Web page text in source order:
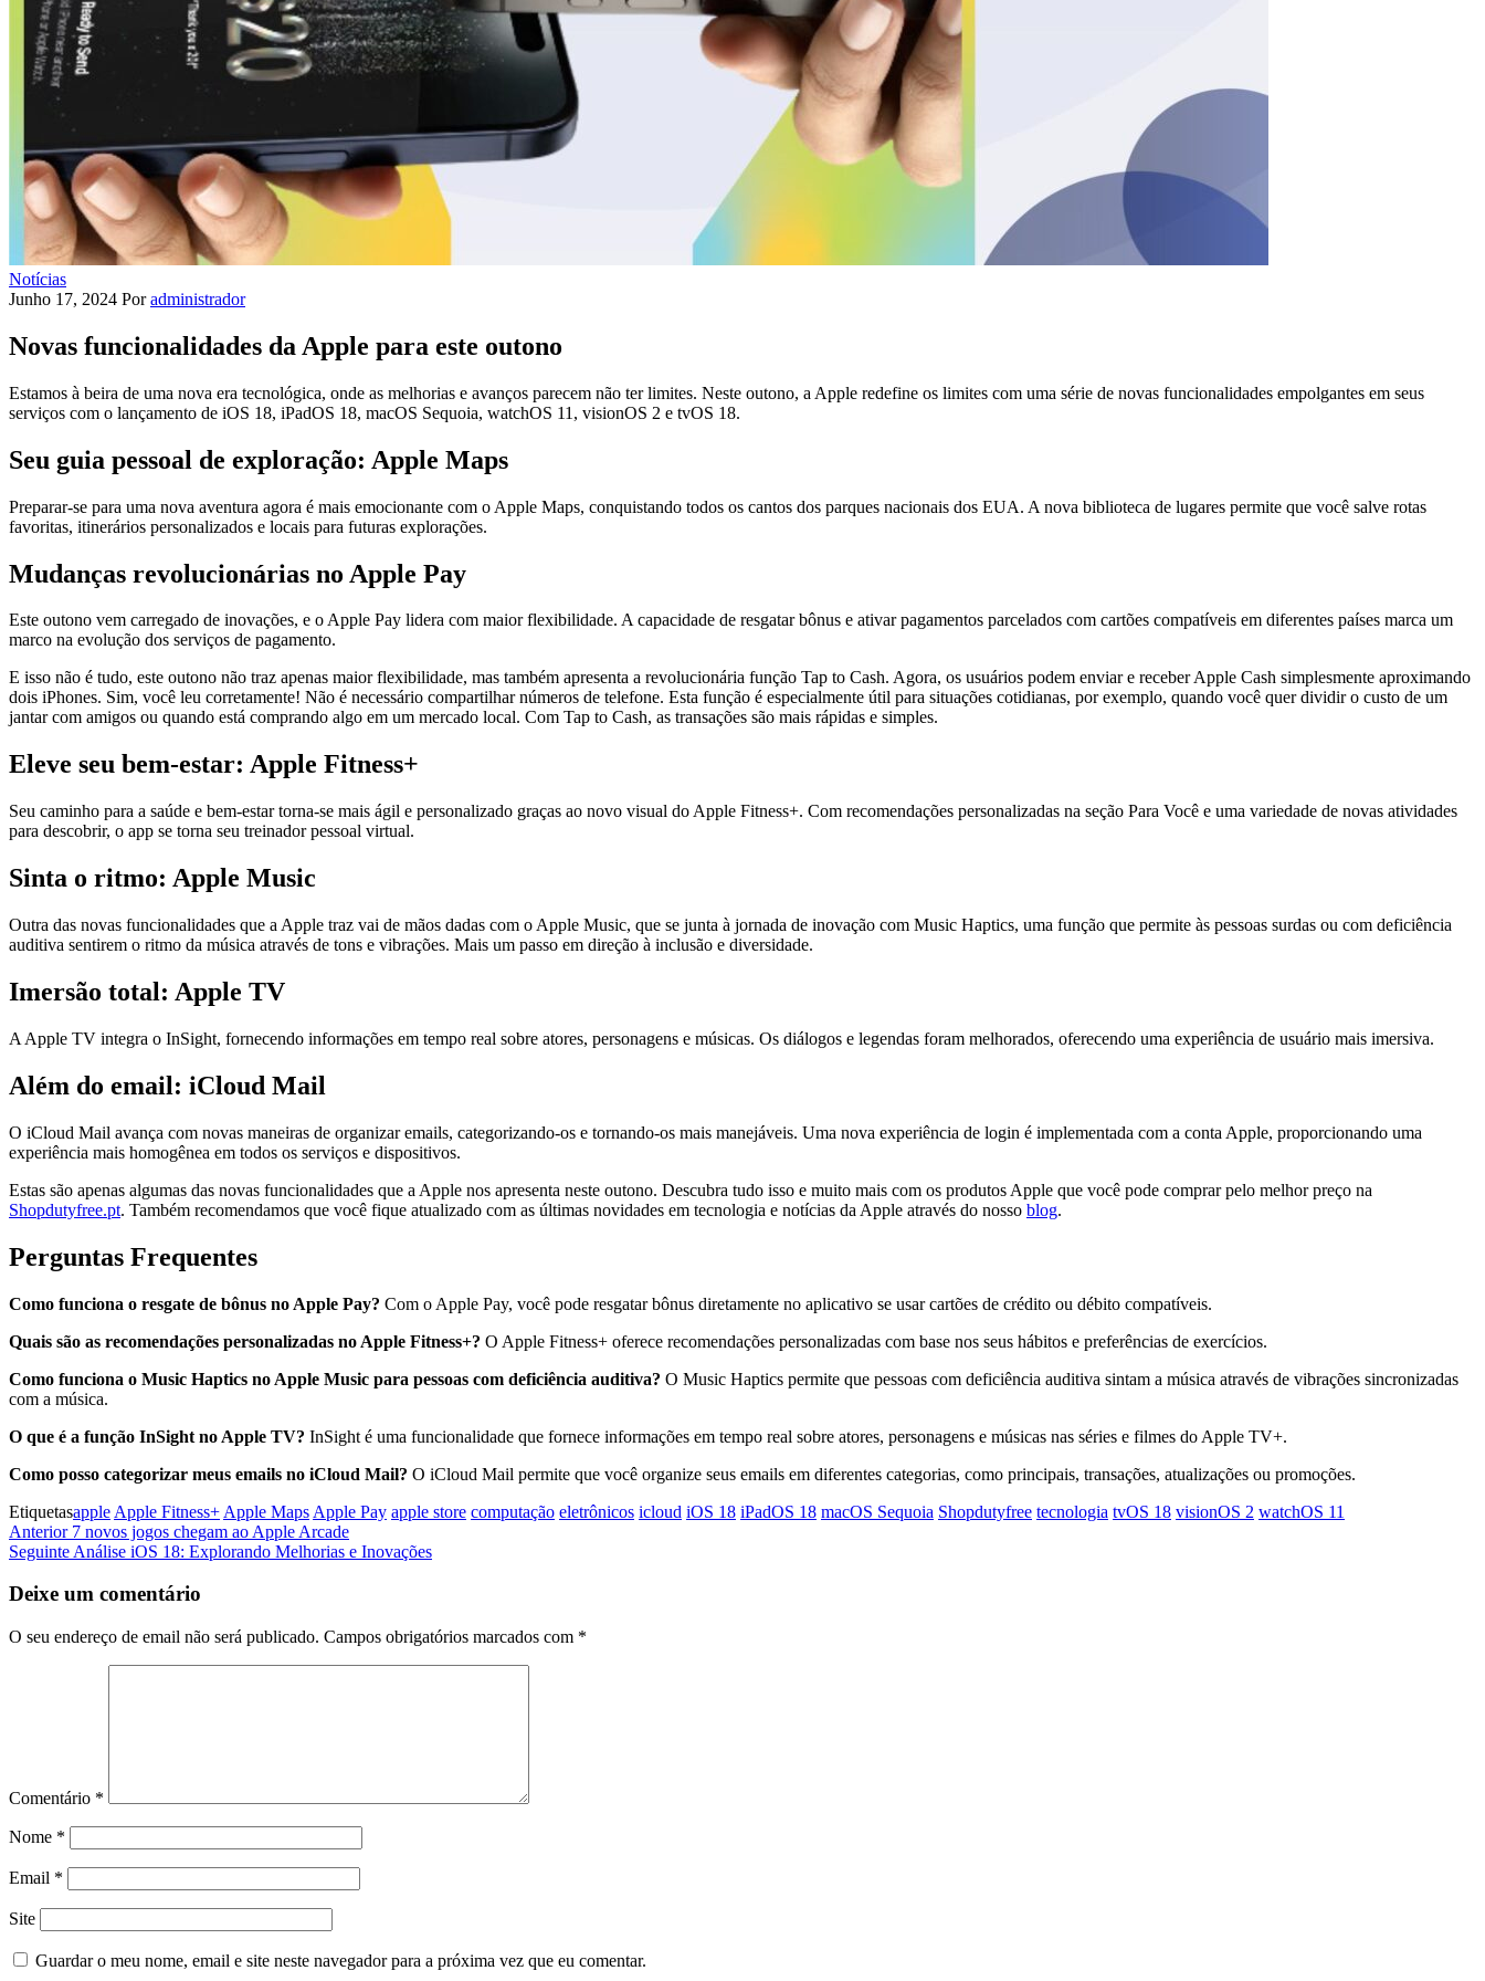
Notícias
Junho 17, 2024 Por administrador
Novas funcionalidades da Apple para este outono
Estamos à beira de uma nova era tecnológica, onde as melhorias e avanços parecem não ter limites. Neste outono, a Apple redefine os limites com uma série de novas funcionalidades empolgantes em seus
serviços com o lançamento de iOS 18, iPadOS 18, macOS Sequoia, watchOS 11, visionOS 2 e tvOS 18.
Seu guia pessoal de exploração: Apple Maps
Preparar-se para uma nova aventura agora é mais emocionante com o Apple Maps, conquistando todos os cantos dos parques nacionais dos EUA. A nova biblioteca de lugares permite que você salve rotas
favoritas, itinerários personalizados e locais para futuras explorações.
Mudanças revolucionárias no Apple Pay
Este outono vem carregado de inovações, e o Apple Pay lidera com maior flexibilidade. A capacidade de resgatar bônus e ativar pagamentos parcelados com cartões compatíveis em diferentes países marca um
marco na evolução dos serviços de pagamento.
E isso não é tudo, este outono não traz apenas maior flexibilidade, mas também apresenta a revolucionária função Tap to Cash. Agora, os usuários podem enviar e receber Apple Cash simplesmente aproximando
dois iPhones. Sim, você leu corretamente! Não é necessário compartilhar números de telefone. Esta função é especialmente útil para situações cotidianas, por exemplo, quando você quer dividir o custo de um
jantar com amigos ou quando está comprando algo em um mercado local. Com Tap to Cash, as transações são mais rápidas e simples.
Eleve seu bem-estar: Apple Fitness+
Seu caminho para a saúde e bem-estar torna-se mais ágil e personalizado graças ao novo visual do Apple Fitness+. Com recomendações personalizadas na seção Para Você e uma variedade de novas atividades
para descobrir, o app se torna seu treinador pessoal virtual.
Sinta o ritmo: Apple Music
Outra das novas funcionalidades que a Apple traz vai de mãos dadas com o Apple Music, que se junta à jornada de inovação com Music Haptics, uma função que permite às pessoas surdas ou com deficiência
auditiva sentirem o ritmo da música através de tons e vibrações. Mais um passo em direção à inclusão e diversidade.
Imersão total: Apple TV
A Apple TV integra o InSight, fornecendo informações em tempo real sobre atores, personagens e músicas. Os diálogos e legendas foram melhorados, oferecendo uma experiência de usuário mais imersiva.
Além do email: iCloud Mail
O iCloud Mail avança com novas maneiras de organizar emails, categorizando-os e tornando-os mais manejáveis. Uma nova experiência de login é implementada com a conta Apple, proporcionando uma
experiência mais homogênea em todos os serviços e dispositivos.
Estas são apenas algumas das novas funcionalidades que a Apple nos apresenta neste outono. Descubra tudo isso e muito mais com os produtos Apple que você pode comprar pelo melhor preço na
Shopdutyfree.pt. Também recomendamos que você fique atualizado com as últimas novidades em tecnologia e notícias da Apple através do nosso blog.
Perguntas Frequentes
Como funciona o resgate de bônus no Apple Pay? Com o Apple Pay, você pode resgatar bônus diretamente no aplicativo se usar cartões de crédito ou débito compatíveis.
Quais são as recomendações personalizadas no Apple Fitness+? O Apple Fitness+ oferece recomendações personalizadas com base nos seus hábitos e preferências de exercícios.
Como funciona o Music Haptics no Apple Music para pessoas com deficiência auditiva? O Music Haptics permite que pessoas com deficiência auditiva sintam a música através de vibrações sincronizadas
com a música.
O que é a função InSight no Apple TV? InSight é uma funcionalidade que fornece informações em tempo real sobre atores, personagens e músicas nas séries e filmes do Apple TV+.
Como posso categorizar meus emails no iCloud Mail? O iCloud Mail permite que você organize seus emails em diferentes categorias, como principais, transações, atualizações ou promoções.
Etiquetasapple Apple Fitness+ Apple Maps Apple Pay apple store computação eletrônicos icloud iOS 18 iPadOS 18 macOS Sequoia Shopdutyfree tecnologia tvOS 18 visionOS 2 watchOS 11
Navegação
de
artigos
Artigo
anterior
Anterior 7 novos jogos chegam ao Apple Arcade
Artigo
Seguinte Análise iOS 18: Explorando Melhorias e Inovações
Deixe um comentário
O seu endereço de email não será publicado. Campos obrigatórios marcados com *
Comentário *
Nome *
Email *
Site
Guardar o meu nome, email e site neste navegador para a próxima vez que eu comentar.